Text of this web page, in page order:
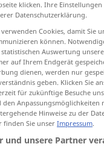
antippen)
klicken. Ihre
Datenschutzerklärung.
Cookies, damit Sie
können.
Auswertung
auf Ihrem Endgerät
dienen, werden nur
geben. Klicken Sie
für zukünftige Besuche
den Anpassungsmöglichkeiten
Hinweise zu der
finden Sie unser Impressum.
und unsere Partner